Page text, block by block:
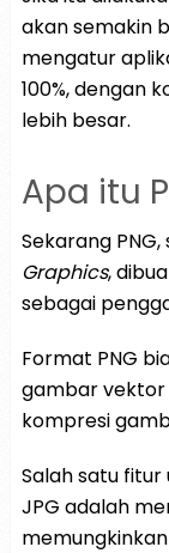
akan semakin
mengatur
100%, dengan
lebih besar.
Apa itu
Sekarang
Graphics,
sebagai
Format PNG
gambar vektor
kompresi
Salah satu fitur
JPG adalah